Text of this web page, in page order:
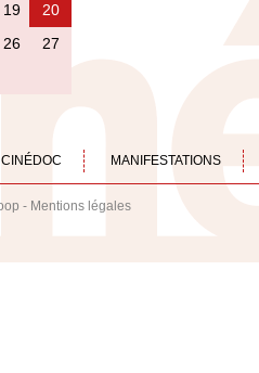
19
20
26
27
CINÉDOC MANIFESTATIONS
- Mentions légales